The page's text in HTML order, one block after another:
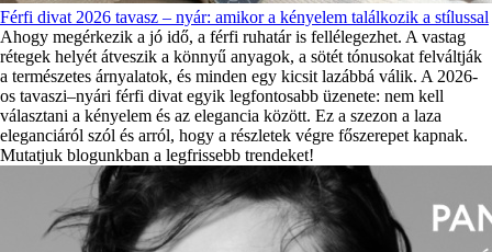
Férfi divat 2026 tavasz – nyár: amikor a kényelem találkozik a stílussal
Ahogy megérkezik a jó idő, a férfi ruhatár is fellélegezhet. A vastag
rétegek helyét átveszik a könnyű anyagok, a sötét tónusokat felváltják
a természetes árnyalatok, és minden egy kicsit lazábbá válik. A 2026-
os tavaszi–nyári férfi divat egyik legfontosabb üzenete: nem kell
választani a kényelem és az elegancia között. Ez a szezon a laza
eleganciáról szól és arról, hogy a részletek végre főszerepet kapnak.
Mutatjuk blogunkban a legfrissebb trendeket!